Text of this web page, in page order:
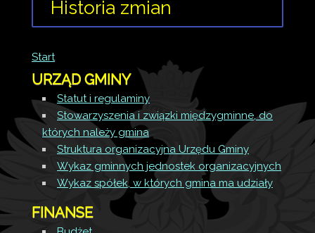
Historia zmian
Artykuł został
utworzony.
Dodane
załączniki
Klauzula
informacyjna
Zarządzenie
w sprawie
wewnętrznej
procedury
dokonywania
wtorek,
październik
2024 12:50
Start
URZĄD GMINY
Statut i regulaminy
Stowarzyszenia i związki międzygminne, do
których należy gmina
Struktura organizacyjna Urzędu Gminy
Wykaz gminnych jednostek organizacyjnych
Wykaz spółek, w których gmina ma udziały
FINANSE